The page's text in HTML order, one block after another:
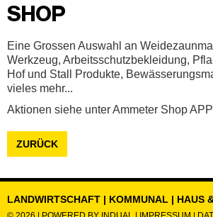
SHOP
Eine Grossen Auswahl an
Werkzeug, Arbeitsschutzbekleidung,
Hof und Stall Produkte,
vieles mehr...
Aktionen siehe unter Ammeter Shop APP
ZURÜCK
LANDWIRTSCHAFT | KOMMUNAL | HAUS